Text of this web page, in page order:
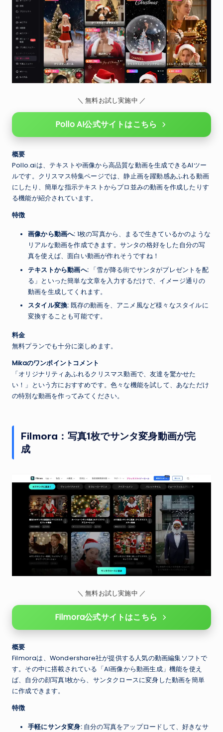
＼ 無料お試し実施中 ／
Pollo AI公式サイトはこちら
概要
Pollo.aiは、テキストや画像から高品質な動画を生成できるAIツー
ルです。クリスマス特集ページでは、静止画を躍動感あふれる動画
にしたり、簡単な指示テキストからプロ並みの動画を作成したりす
る機能が紹介されています。
特徴
画像から動画へ: 1枚の写真から、まるで生きているかのような
リアルな動画を作成できます。サンタの格好をした自分の写
真を使えば、面白い動画が作れそうですね！
テキストから動画へ: 「雪が降る街でサンタがプレゼントを配
る」といった簡単な文章を入力するだけで、イメージ通りの
動画を生成してくれます。
スタイル変換: 既存の動画を、アニメ風など様々なスタイルに
変換することも可能です。
料金
無料プランでも十分に楽しめます。
Mikaのワンポイントコメント
「オリジナリティあふれるクリスマス動画で、友達を驚かせた
い！」という方におすすめです。色々な機能を試して、あなただけ
の特別な動画を作ってみてください。
Filmora：写真1枚でサンタ変身動画が完
成
＼ 無料お試し実施中 ／
Filmora公式サイトはこちら
概要
Filmoraは、Wondershare社が提供する人気の動画編集ソフトで
す。その中に搭載されている「AI画像から動画生成」機能を使え
ば、自分の顔写真1枚から、サンタクロースに変身した動画を簡単
に作成できます。
特徴
手軽にサンタ変身:自分の写真をアップロードして、好きなサ